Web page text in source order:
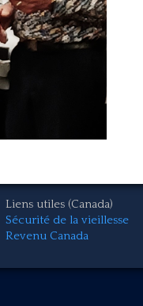
Liens utiles (Canada)
Sécurité de la vieillesse
Revenu Canada